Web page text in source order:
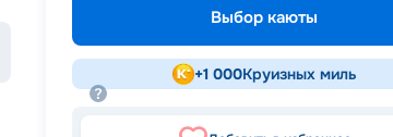
Выбор каюты
+1 000Круизных миль